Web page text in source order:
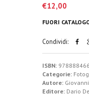
€12,00
FUORI
Condividi:
ISBN:
Categorie:
Autore:
Editore: Dario